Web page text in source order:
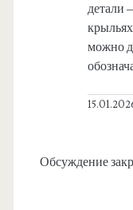
детали
можно
Обсуждение